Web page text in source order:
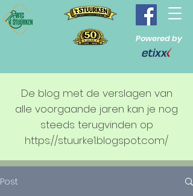
Powered by
De blog met de verslagen van
alle voorgaande jaren kan je nog
steeds terugvinden op
https://stuurke1.blogspot.com/
Post